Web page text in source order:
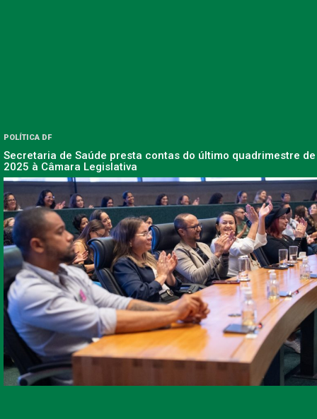
POLÍTICA DF
Secretaria de Saúde presta contas do último quadrimestre de
2025 à Câmara Legislativa